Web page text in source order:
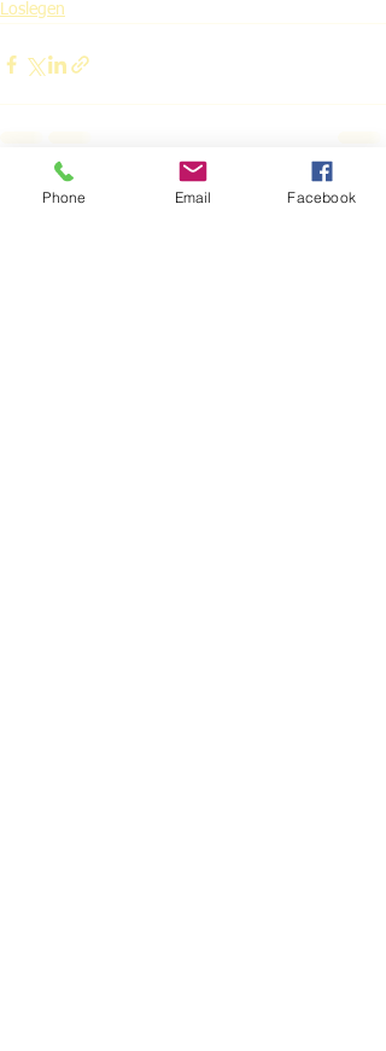
Loslegen
Aktuelle Beiträge Alle ansehen
Phone Email Facebook